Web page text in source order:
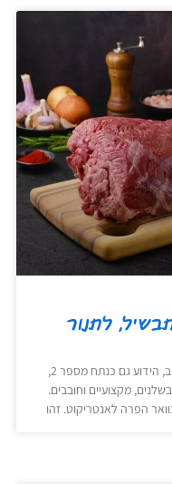
לתנור
מה זה אונטריב? מיקום בגוף הבקר אונטריב, הידוע גם כנתח מספר 2,
וחובבים.
לאנטריקוט. זהו